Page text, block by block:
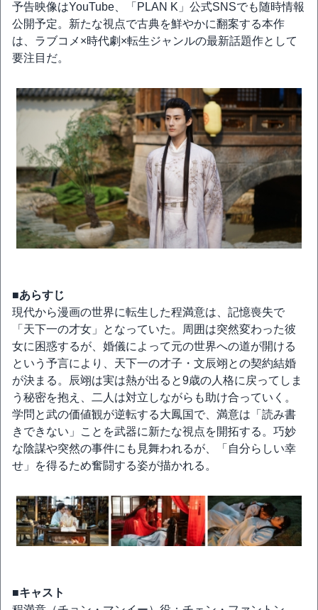
予告映像はYouTube、「PLAN K」公式SNSでも随時情報
公開予定。新たな視点で古典を鮮やかに翻案する本作
は、ラブコメ×時代劇×転生ジャンルの最新話題作として
要注目だ。
■あらすじ
現代から漫画の世界に転生した程満意は、記憶喪失で
「天下一の才女」となっていた。周囲は突然変わった彼
女に困惑するが、婚儀によって元の世界への道が開ける
という予言により、天下一の才子・文辰翊との契約結婚
が決まる。辰翊は実は熱が出ると9歳の人格に戻ってしま
う秘密を抱え、二人は対立しながらも助け合っていく。
学問と武の価値観が逆転する大鳳国で、満意は「読み書
きできない」ことを武器に新たな視点を開拓する。巧妙
な陰謀や突然の事件にも見舞われるが、「自分らしい幸
せ」を得るため奮闘する姿が描かれる。
■キャスト